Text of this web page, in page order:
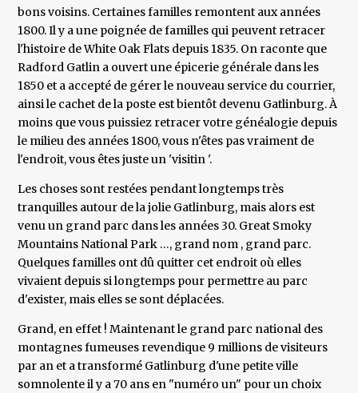
bons voisins. Certaines familles remontent aux années
1800. Il y a une poignée de familles qui peuvent retracer
l'histoire de White Oak Flats depuis 1835. On raconte que
Radford Gatlin a ouvert une épicerie générale dans les
1850 et a accepté de gérer le nouveau service du courrier,
ainsi le cachet de la poste est bientôt devenu Gatlinburg. À
moins que vous puissiez retracer votre généalogie depuis
le milieu des années 1800, vous n'êtes pas vraiment de
l'endroit, vous êtes juste un 'visitin '.
Les choses sont restées pendant longtemps très
tranquilles autour de la jolie Gatlinburg, mais alors est
venu un grand parc dans les années 30. Great Smoky
Mountains National Park …, grand nom , grand parc.
Quelques familles ont dû quitter cet endroit où elles
vivaient depuis si longtemps pour permettre au parc
d'exister, mais elles se sont déplacées.
Grand, en effet ! Maintenant le grand parc national des
montagnes fumeuses revendique 9 millions de visiteurs
par an et a transformé Gatlinburg d'une petite ville
somnolente il y a 70 ans en "numéro un" pour un choix